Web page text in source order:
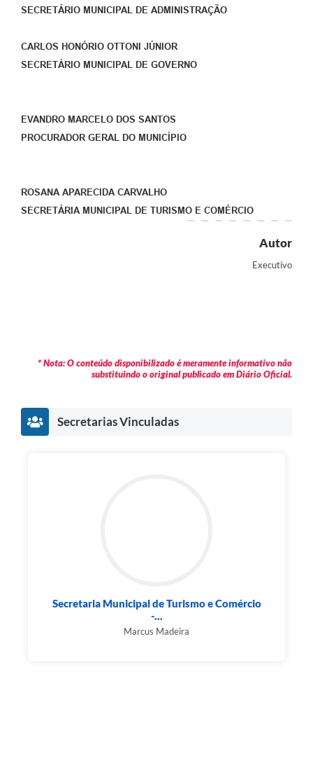
SECRETÁRIO MUNICIPAL DE ADMINISTRAÇÃO
CARLOS HONÓRIO OTTONI JÚNIOR
SECRETÁRIO MUNICIPAL DE GOVERNO
EVANDRO MARCELO DOS SANTOS
PROCURADOR GERAL DO MUNICÍPIO
ROSANA APARECIDA CARVALHO
SECRETÁRIA MUNICIPAL DE TURISMO E COMÉRCIO
Autor
Executivo
* Nota: O conteúdo disponibilizado é meramente informativo não
substituindo o original publicado em Diário Oficial.
Secretarias Vinculadas
Secretaria Municipal de Turismo e Comércio
-...
Marcus Madeira